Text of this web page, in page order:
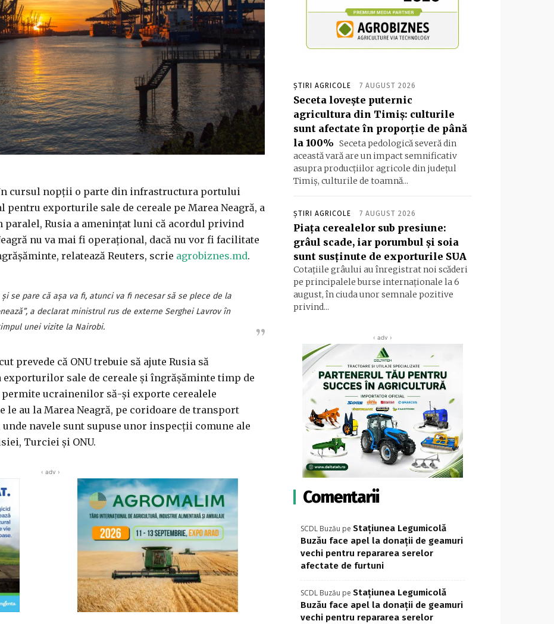
în cursul nopţii o parte din infrastructura portului
pentru exporturile sale de cereale pe Marea Neagră, a
paralel, Rusia a ameninţat luni că acordul privind
nu va mai fi operaţional, dacă nu vor fi facilitate
relatează Reuters, scrie agrobiznes.md.
se pare că aşa va fi, atunci va fi necesar să se plece de la
a declarat ministrul rus de externe Serghei Lavrov în
unei vizite la Nairobi.
prevede că ONU trebuie să ajute Rusia să
exporturilor sale de cereale şi îngrăşăminte timp de
ucrainenilor să-şi exporte cerealele
au la Marea Neagră, pe coridoare de transport
navele sunt supuse unor inspecţii comune ale
Turciei şi ONU.
‹ adv ›
ȘTIRI AGRICOLE 7 AUGUST 2026
Seceta lovește puternic
agricultura din Timiș: culturile
sunt afectate în proporție de până
la 100% Seceta pedologică severă din
această vară are un impact semnificativ
asupra producțiilor agricole din județul
Timiș, culturile de toamnă...
ȘTIRI AGRICOLE 7 AUGUST 2026
Piața cerealelor sub presiune:
grâul scade, iar porumbul și soia
sunt susținute de exporturile SUA
Cotațiile grâului au înregistrat noi scăderi
pe principalele burse internaționale la 6
august, în ciuda unor semnale pozitive
privind...
‹ adv ›
Comentarii
SCDL Buzău pe Stațiunea Legumicolă
Buzău face apel la donații de geamuri
vechi pentru repararea serelor
afectate de furtuni
SCDL Buzău pe Stațiunea Legumicolă
Buzău face apel la donații de geamuri
vechi pentru repararea serelor